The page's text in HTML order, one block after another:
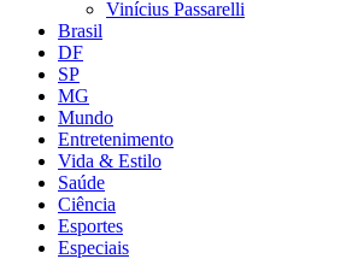
Vinícius Passarelli
Brasil
DF
SP
MG
Mundo
Entretenimento
Vida & Estilo
Saúde
Ciência
Esportes
Especiais